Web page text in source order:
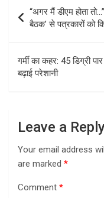
navigation
“अगर मैं डीएम होता
बैठक’ से पत्रकारों को
गर्मी का कहर: 45 डिग्री
बढ़ाई परेशानी
Leave a
Your email address
are marked *
Comment *